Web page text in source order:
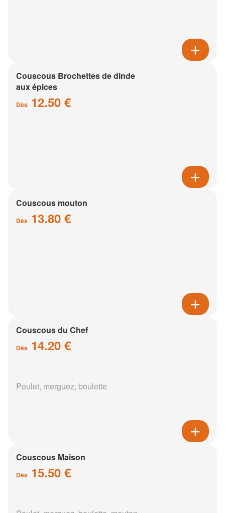
Couscous Brochettes de dinde
aux épices
Dès 12.50 €
Couscous mouton
Dès 13.80 €
Couscous du Chef
Dès 14.20 €
Poulet, merguez, boulette
Couscous Maison
Dès 15.50 €